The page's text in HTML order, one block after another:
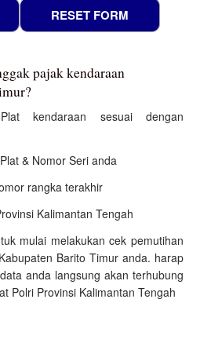
pajak kendaraan
kendaraan sesuai dengan
& Nomor Seri anda
rangka terakhir
Kalimantan Tengah
mulai melakukan cek pemutihan
Barito Timur anda. harap
anda langsung akan terhubung
Polri Provinsi Kalimantan Tengah